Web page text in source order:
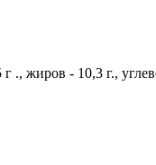
., жиров - 10,3 г.,